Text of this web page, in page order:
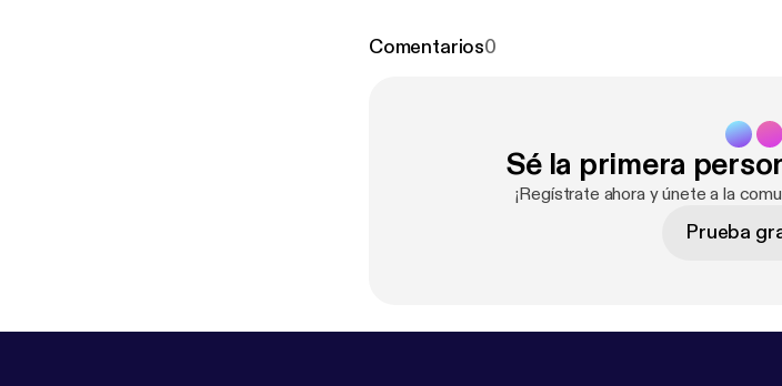
nee, echt gestructureerd werd de podcast
Comentarios0
Sé la primera
¡Regístrate ahora y únete a la
Prueba